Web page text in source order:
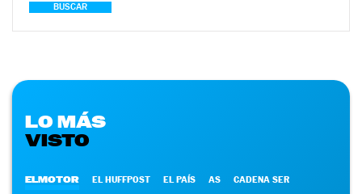
BUSCAR
LO MÁS
VISTO
ELMOTOR EL HUFFPOST EL PAÍS AS CADENA SER